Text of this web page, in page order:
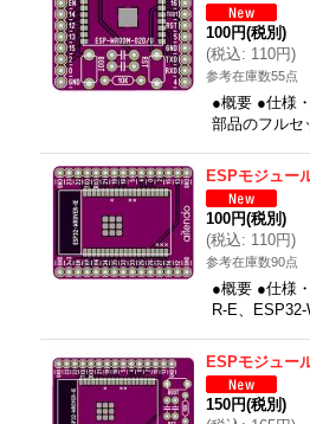
100円(税別)
(税込: 110円)
参考在庫数55点
●概要 ●仕様
部品のフルセ
ESPモジュー
100円(税別)
(税込: 110円)
参考在庫数90点
●概要 ●仕様
R-E、
ESPモジュー
150円(税別)